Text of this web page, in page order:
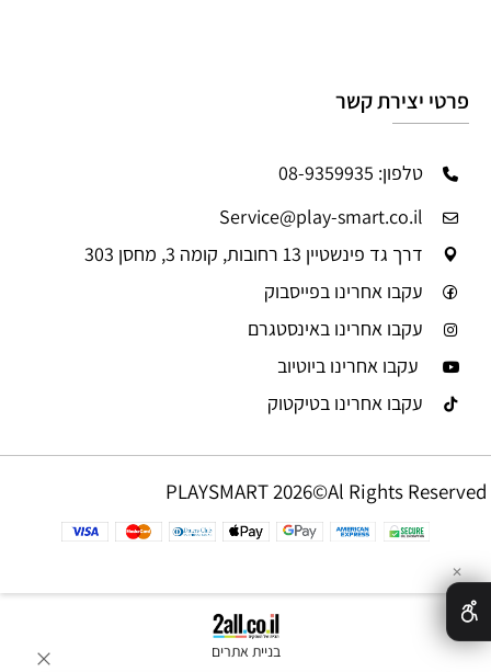
פרטי יצירת קשר
טלפון: 08-9359935
Service@play-smart.co.il
דרך גד פינשטיין 13 רחובות, קומה 3, מחסן 303
עקבו אחרינו בפייסבוק
עקבו אחרינו באינסטגרם
עקבו אחרינו ביוטיוב
עקבו אחרינו בטיקטוק
PLAYSMART 2026©Al Rights Reserved
בניית אתרים
✕